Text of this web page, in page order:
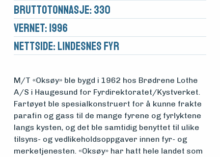
Medlemsfartøy
Søk
Brutto­tonnasje: 330
Vernet: 1996
Nettside: Lindesnes fyr
M/T «Oksøy» ble bygd i 1962 hos Brødrene Lothe
A/S i Haugesund for Fyrdirektoratet/Kystverket.
Fartøyet ble spesialkonstruert for å kunne frakte
parafin og gass til de mange fyrene og fyrlyktene
langs kysten, og det ble samtidig benyttet til ulike
tilsyns- og vedlikeholdsoppgaver innen fyr- og
merketjenesten. «Oksøy» har hatt hele landet som